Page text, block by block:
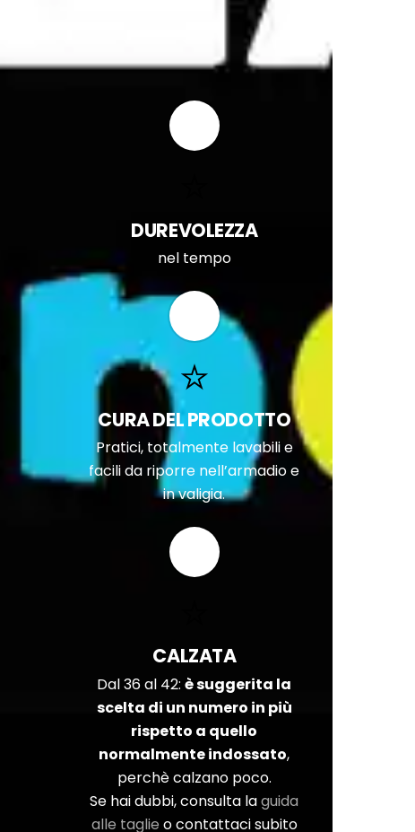
DUREVOLEZZA
nel tempo
CURA DEL PRODOTTO
Pratici, totalmente lavabili e
facili da riporre nell’armadio e
in valigia.
CALZATA
Dal 36 al 42:è suggerita la
scelta di un numero in più
rispetto a quello
normalmente indossato,
perchè calzano poco.
Se hai dubbi, consulta laguida
alle taglie o contattaci subito